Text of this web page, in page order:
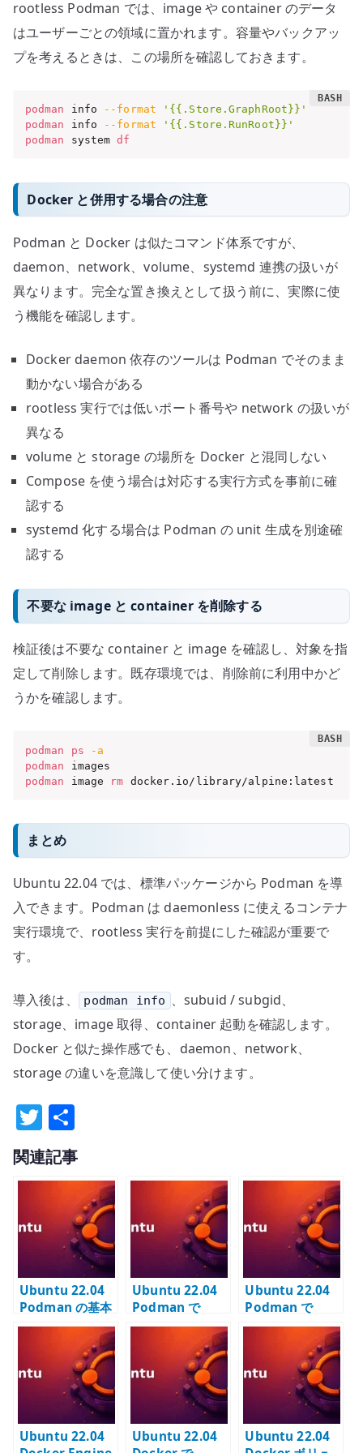
rootless Podman では、image や container のデータ
はユーザーごとの領域に置かれます。容量やバックアッ
プを考えるときは、この場所を確認しておきます。
podman info --format
'{{.Store.GraphRoot}}'
podman
info --format
'{{.Store.RunRoot}}'
podman
system df
Docker と併用する場合の注意
Podman と Docker は似たコマンド体系ですが、
daemon、network、volume、systemd 連携の扱いが
異なります。完全な置き換えとして扱う前に、実際に使
う機能を確認します。
Docker daemon 依存のツールは Podman でそのまま
動かない場合がある
rootless 実行では低いポート番号や network の扱いが
異なる
volume と storage の場所を Docker と混同しない
Compose を使う場合は対応する実行方式を事前に確
認する
systemd 化する場合は Podman の unit 生成を別途確
認する
不要な image と container を削除する
検証後は不要な container と image を確認し、対象を指
定して削除します。既存環境では、削除前に利用中かど
うかを確認します。
podman ps
-a
podman
podman
image rm docker.io/library/alpine:latest
まとめ
Ubuntu 22.04 では、標準パッケージから Podman を導
入できます。Podman は daemonless に使えるコンテナ
実行環境で、rootless 実行を前提にした確認が重要で
す。
導入後は、 podman info 、subuid / subgid、
storage、image 取得、container 起動を確認します。
Docker と似た操作感でも、daemon、network、
storage の違いを意識して使い分けます。
T
w
it
r
有
関連記事
Ubuntu 22.04
Podman の基本
操作 – Docker
との違いを意識
Ubuntu 22.04
Podman で
phpIPAM を構
Ubuntu 22.04
Podman で
NetBox を構築
Ubuntu 22.04
Ubuntu 22.04
Ubuntu 22.04